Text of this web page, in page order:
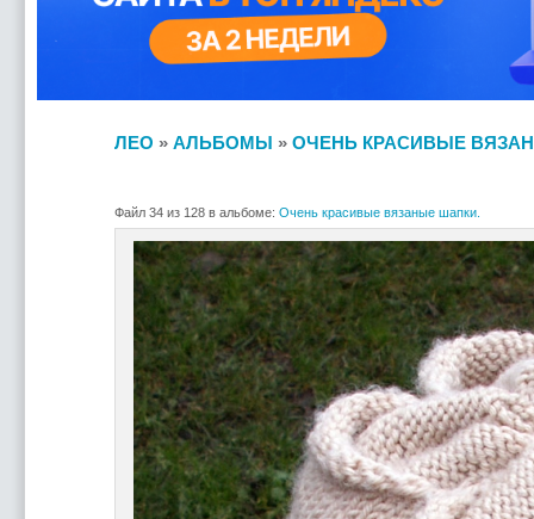
ЛЕО » АЛЬБОМЫ » ОЧЕНЬ КРАСИВЫЕ
Файл 34 из 128 в альбоме: Очень красивые вязаные шапки.